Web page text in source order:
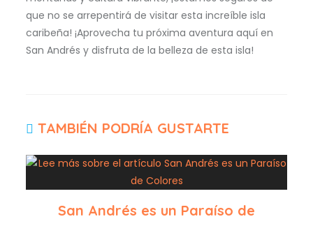
que no se arrepentirá de visitar esta increíble isla
caribeña! ¡Aprovecha tu próxima aventura aquí en
San Andrés y disfruta de la belleza de esta isla!
TAMBIÉN PODRÍA GUSTARTE
San Andrés es un Paraíso de